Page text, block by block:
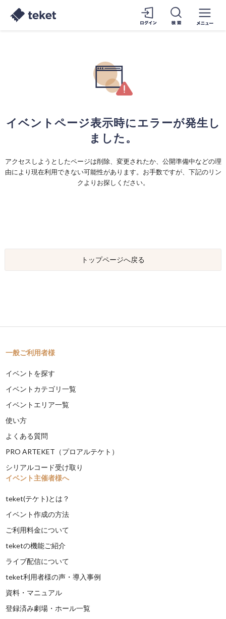
イベントページ表示時にエラーが発生し
ました。
アクセスしようとしたページは削除、変更されたか、公開準備中などの理
由により現在利用できない可能性があります。お手数ですが、下記のリン
クよりお探しください。
トップページへ戻る
一般ご利用者様
イベントを探す
イベントカテゴリ一覧
イベントエリア一覧
使い方
よくある質問
PRO ARTEKET（プロアルテケト）
シリアルコード受け取り
イベント主催者様へ
teket(テケト)とは？
イベント作成の方法
ご利用料金について
teketの機能ご紹介
ライブ配信について
teket利用者様の声・導入事例
資料・マニュアル
登録済み劇場・ホール一覧